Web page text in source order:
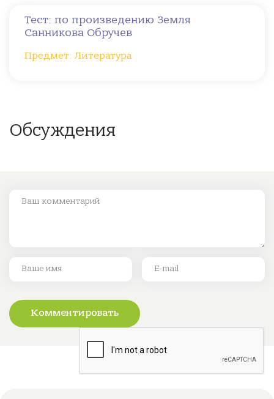
Тест: по произведению Земля
Санникова Обручев
Предмет: Литература
Обсуждения
Комментировать